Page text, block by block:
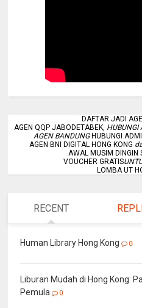
DAFTAR JADI
AGEN QQP JABODETABEK, HUBUNGI
AGEN BANDUNGHUBUNGI
AGEN BNI DIGITAL HONG KONG
AWAL MUSIM DINGIN
VOUCHER GRATIS
LOMBA UT
RECENT
Human Library Hong Kong 0
Liburan Mudah di Hong Kong:
Pemula
0